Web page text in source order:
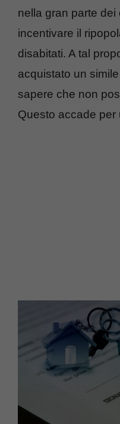
nella gran parte dei
incentivare il
disabitati. A tal
acquistato un
sapere che non
Questo accade per